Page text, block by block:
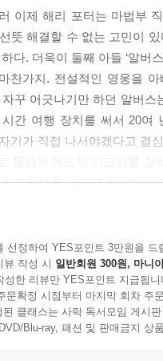
이제 해리 포터는 마법부
뜻 해결할 수 없는 고민이
다. 더욱이 둘째 아들 ‘알버
찬가지. 전설적인 영웅을
꾸 어긋나기만 하던 알버
간 여행 장치를 써서 20
기가 직접 나서야겠다고
코피어스, 그리고 에이머
는 놀라운 선물
은 아이』는 사람들을 웃고
이『해리 포터』 시리즈의
로 공연한다는 소식이었
한정되었고, 세계 각지에
선정하여 YES포인트 3만원을 드
뷰 작성 시 일반회원 300원, 마니
성한 리뷰만 YES포인트 지급됩니
문확정 시점부터 마지막 회차 주
클래스는 사락 독서모임 게시
Blu-ray, 패션 및 판매금지 상